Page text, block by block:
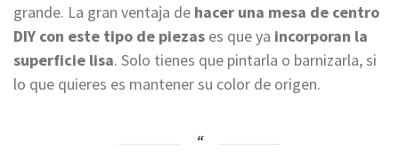
grande. La gran ventaja de hacer una mesa de centro
DIY con este tipo de piezas es que ya incorporan la
superficie lisa. Solo tienes que pintarla o barnizarla, si
lo que quieres es mantener su color de origen.